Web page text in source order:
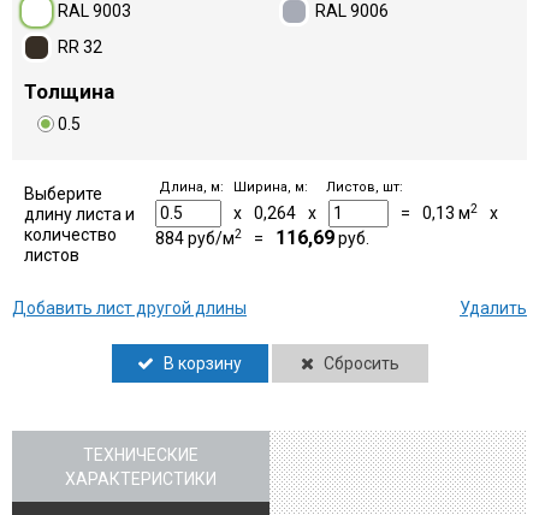
RAL 9003
RAL 9006
RR 32
Толщина
0.5
Выберите
длину листа и
количество
листов
Длина, м:
x 0,264
Ширина, м:
x
Листов, шт:
= 0,13 м2
x
884руб/м2 = 116,69руб.
Добавить лист другой длины Удалить
В корзину Сбросить
ТЕХНИЧЕСКИЕ
ХАРАКТЕРИСТИКИ